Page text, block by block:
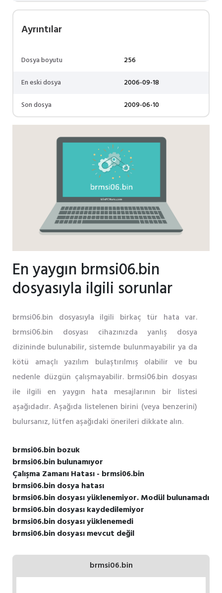
Ayrıntılar
Dosya boyutu
256
En eski dosya
2006-09-18
Son dosya
2009-06-10
En yaygın brmsi06.bin
dosyasıyla ilgili sorunlar
brmsi06.bin dosyasıyla ilgili birkaç tür hata var.
brmsi06.bin dosyası cihazınızda yanlış dosya
dizininde bulunabilir, sistemde bulunmayabilir ya da
kötü amaçlı yazılım bulaştırılmış olabilir ve bu
nedenle düzgün çalışmayabilir. brmsi06.bin dosyası
ile ilgili en yaygın hata mesajlarının bir listesi
aşağıdadır. Aşağıda listelenen birini (veya benzerini)
bulursanız, lütfen aşağıdaki önerileri dikkate alın.
brmsi06.bin bozuk
brmsi06.bin bulunamıyor
Çalışma Zamanı Hatası - brmsi06.bin
brmsi06.bin dosya hatası
brmsi06.bin dosyası yüklenemiyor. Modül bulunamadı
brmsi06.bin dosyası kaydedilemiyor
brmsi06.bin dosyası yüklenemedi
brmsi06.bin dosyası mevcut değil
brmsi06.bin